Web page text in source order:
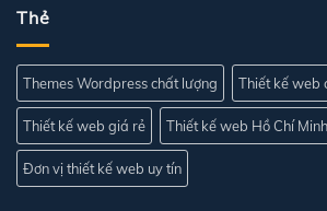
Thẻ
Themes Wordpress chất lượng Thiết kế web
Thiết kế web giá rẻ Thiết kế web Hồ Chí Minh
Đơn vị thiết kế web uy tín